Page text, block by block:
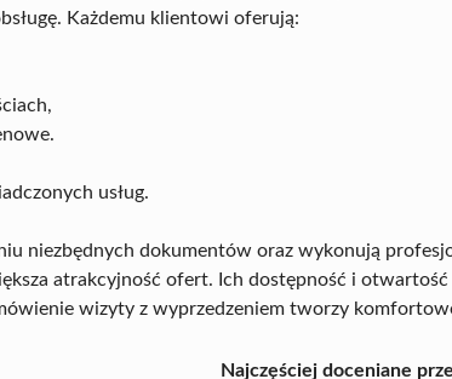
Każdemu klientowi oferują:
usług.
niezbędnych dokumentów oraz wykonują
atrakcyjność ofert. Ich dostępność i
wizyty z wyprzedzeniem tworzy
Najczęściej doceniane